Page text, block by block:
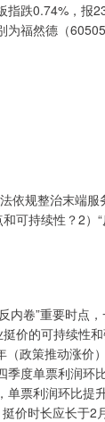
跌0.74%，报
福然德（
规整治末端服
可持续性？2）
卷”重要时点
价的可持续性
政策推动涨价
度单票利润环
票利润环比提
价时长应长于2